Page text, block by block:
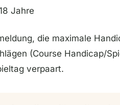
Jahre
die maximale
(Course Handicap/
verpaart.